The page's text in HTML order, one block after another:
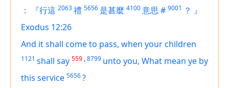
： 『行這 2063禮 5656 是甚麼 4100意思 # 9001 ？ 』
Exodus 12:26
And it shall come to pass, when your children
1121 shall say 559 ,8799 unto you, What mean ye by
this service 5656?